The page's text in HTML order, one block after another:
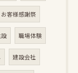
お客様感謝祭
職場体験
建設会社